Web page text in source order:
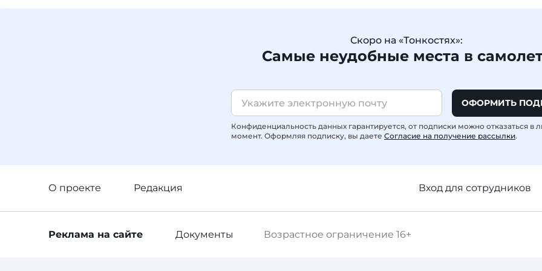
Скоро на «Тонкостях»:
Самые неудобные места в
ОФОРМИТЬ
Конфиденциальность данных гарантируется, от подписки можно отказаться в
момент. Оформляя подписку, вы даете Согласие на получение рассылки.
О проекте Редакция Вход для сотрудников
Возрастное ограничение 16+
Реклама на сайте Документы